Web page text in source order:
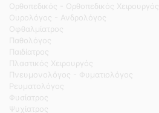
Ορθοπεδικός - Ορθοπεδικός Χειρουργός
Ουρολόγος - Ανδρολόγος
Οφθαλμίατρος
Παθολόγος
Παιδίατρος
Πλαστικός Χειρουργός
Πνευμονολόγος - Φυματιολόγος
Ρευματολόγος
Φυσίατρος
Ψυχίατρος